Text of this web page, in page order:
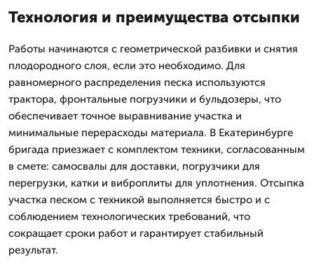
Технология и преимущества отсыпки
Работы начинаются с геометрической разбивки и снятия
плодородного слоя, если это необходимо. Для
равномерного распределения песка используются
трактора, фронтальные погрузчики и бульдозеры, что
обеспечивает точное выравнивание участка и
минимальные перерасходы материала. В Екатеринбурге
бригада приезжает с комплектом техники, согласованным
в смете: самосвалы для доставки, погрузчики для
перегрузки, катки и виброплиты для уплотнения. Отсыпка
участка песком с техникой выполняется быстро и с
соблюдением технологических требований, что
сокращает сроки работ и гарантирует стабильный
результат.